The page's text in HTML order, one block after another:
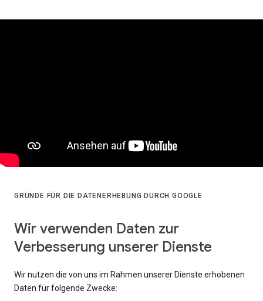
GRÜNDE FÜR DIE DATENERHEBUNG DURCH GOOGLE
Wir verwenden Daten zur
Verbesserung unserer Dienste
Wir nutzen die von uns im Rahmen unserer Dienste erhobenen
Daten für folgende Zwecke: